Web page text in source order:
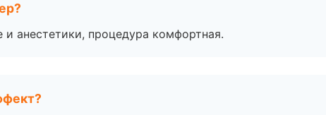
анестетики, процедура комфортная.